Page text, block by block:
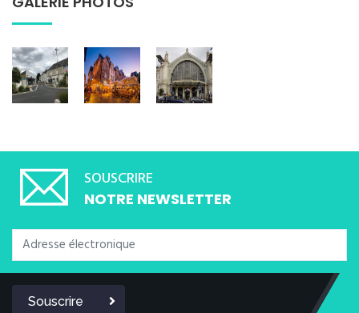
SOUSCRIRE
NOTRE NEWSLETTER
Souscrire